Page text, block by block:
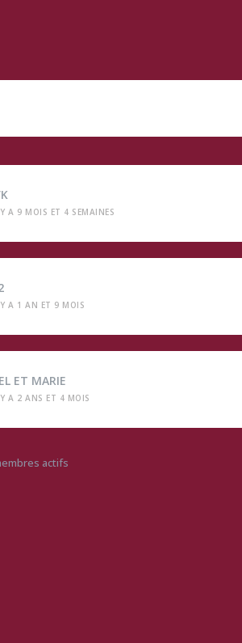
A 9 MOIS ET 4 SEMAINES
A 1 AN ET 9 MOIS
ET MARIE
A 2 ANS ET 4 MOIS
actifs